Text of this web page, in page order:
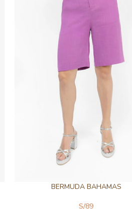
BERMUDA BAHAMAS
S/89